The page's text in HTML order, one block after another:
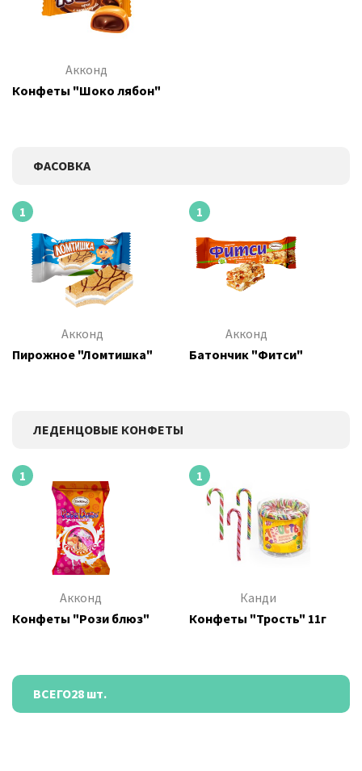
Акконд
Конфеты "Шоко лябон"
ФАСОВКА
1
Акконд
Пирожное "Ломтишка"
1
Акконд
Батончик "Фитси"
ЛЕДЕНЦОВЫЕ КОНФЕТЫ
1
Акконд
Конфеты "Рози блюз"
1
Канди
Конфеты "Трость" 11г
ВСЕГО28 шт.